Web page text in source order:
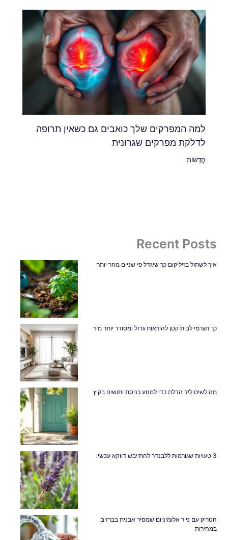
למה המפרקים שלך כואבים גם כשאין תרופה
לדלקת מפרקים שגרונית
חֲדָשׁוֹת
Recent Posts
איך לשתול בזיליקום כך שיגדל פי שניים מהר יותר
כך תגרמי לבית קטן להיראות גדול ומסודר יותר מיד
מה לשים ליד הדלת כדי למנוע כניסת יתושים בקיץ
3 טעויות שגורמות ללבנדר להתייבש דווקא עכשיו
הטריק עם נייר אלומיניום שמסיר אבנית בברזים
במהירות